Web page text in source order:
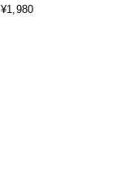
ポケモン バイカラーレ
¥1,980